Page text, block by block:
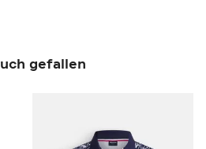
gefallen